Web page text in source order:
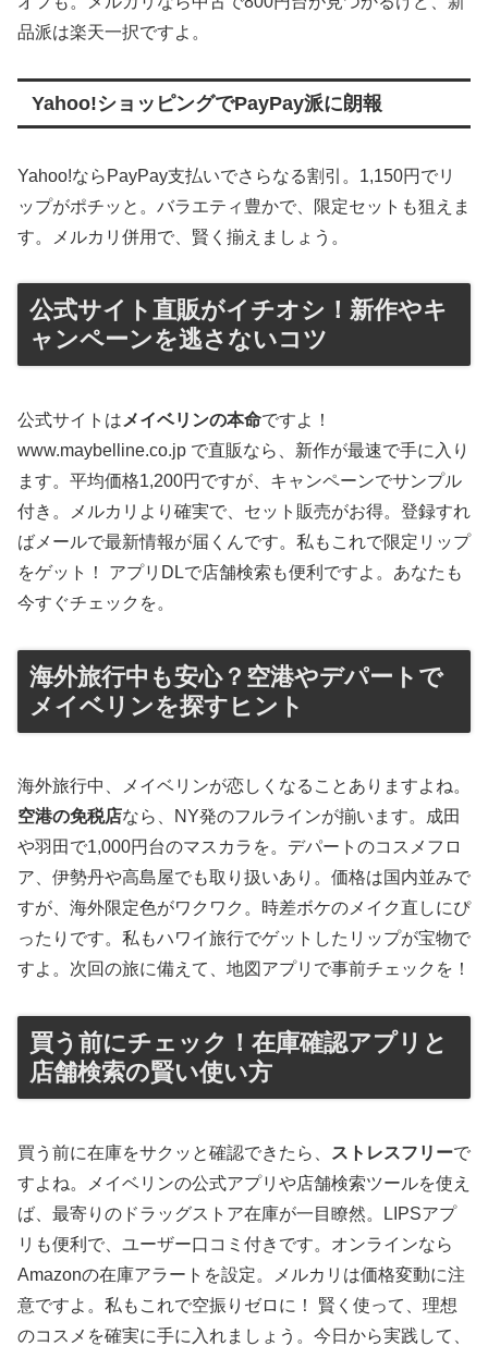
品派は楽天一択ですよ。
Yahoo!ショッピングでPayPay派に朗報
Yahoo!ならPayPay支払いでさらなる割引。1,150円でリ
ップがポチッと。バラエティ豊かで、限定セットも狙えま
す。メルカリ併用で、賢く揃えましょう。
公式サイト直販がイチオシ！新作やキ
ャンペーンを逃さないコツ
公式サイトは メイベリンの本命ですよ！
www.maybelline.co.jp で直販なら、新作が最速で手に入り
ます。平均価格1,200円ですが、キャンペーンでサンプル
付き。メルカリより確実で、セット販売がお得。登録すれ
ばメールで最新情報が届くんです。私もこれで限定リップ
をゲット！ アプリDLで店舗検索も便利ですよ。あなたも
今すぐチェックを。
海外旅行中も安心？空港やデパートで
メイベリンを探すヒント
海外旅行中、メイベリンが恋しくなることありますよね。
空港の免税店なら、NY発のフルラインが揃います。成田
や羽田で1,000円台のマスカラを。デパートのコスメフロ
ア、伊勢丹や高島屋でも取り扱いあり。価格は国内並みで
すが、海外限定色がワクワク。時差ボケのメイク直しにぴ
ったりです。私もハワイ旅行でゲットしたリップが宝物で
すよ。次回の旅に備えて、地図アプリで事前チェックを！
買う前にチェック！在庫確認アプリと
店舗検索の賢い使い方
買う前に在庫をサクッと確認できたら、 ストレスフリーで
すよね。メイベリンの公式アプリや店舗検索ツールを使え
ば、最寄りのドラッグストア在庫が一目瞭然。LIPSアプ
リも便利で、ユーザー口コミ付きです。オンラインなら
Amazonの在庫アラートを設定。メルカリは価格変動に注
意ですよ。私もこれで空振りゼロに！ 賢く使って、理想
のコスメを確実に手に入れましょう。今日から実践して、